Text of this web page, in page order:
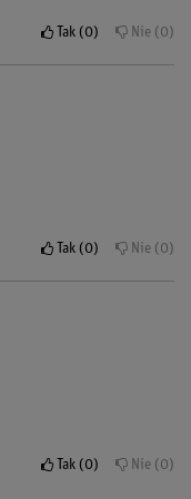
Tak 0 Nie 0
Tak 0 Nie 0
Tak 0 Nie 0